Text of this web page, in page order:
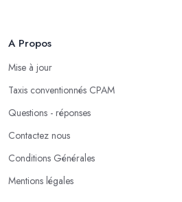
A Propos
Mise à jour
Taxis conventionnés CPAM
Questions - réponses
Contactez nous
Conditions Générales
Mentions légales